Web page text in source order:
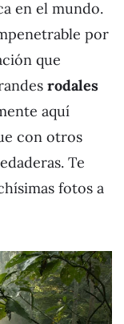
en el mundo.
por
que
rodales
aquí
con otros
Te
fotos a